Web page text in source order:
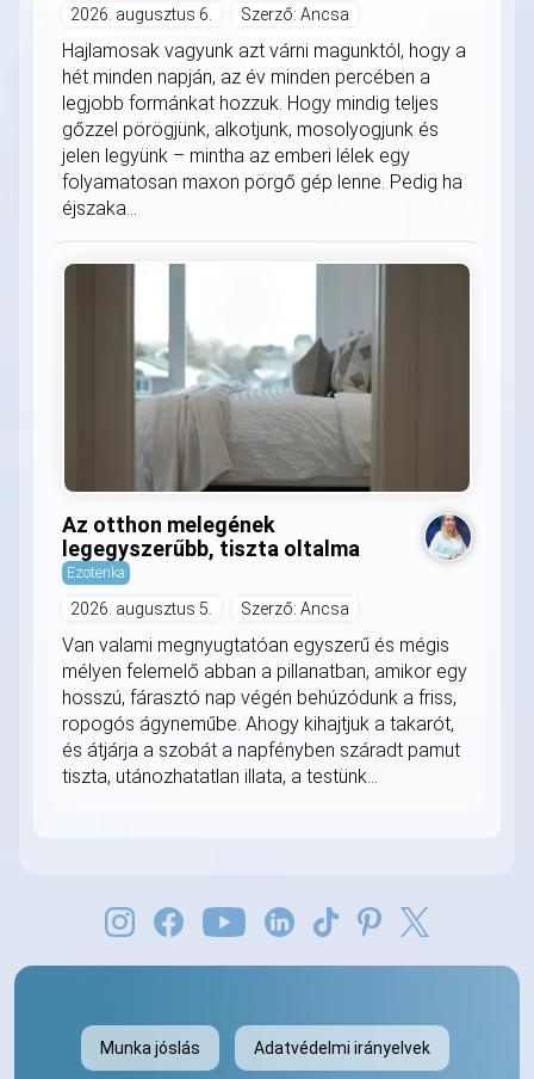
2026. augusztus 6. Szerző: Ancsa
Hajlamosak vagyunk azt várni magunktól, hogy a
hét minden napján, az év minden percében a
legjobb formánkat hozzuk. Hogy mindig teljes
gőzzel pörögjünk, alkotjunk, mosolyogjunk és
jelen legyünk – mintha az emberi lélek egy
folyamatosan maxon pörgő gép lenne. Pedig ha
éjszaka...
Az otthon melegének
legegyszerűbb, tiszta oltalma
Ezoterika
2026. augusztus 5. Szerző: Ancsa
Van valami megnyugtatóan egyszerű és mégis
mélyen felemelő abban a pillanatban, amikor egy
hosszú, fárasztó nap végén behúzódunk a friss,
ropogós ágyneműbe. Ahogy kihajtjuk a takarót,
és átjárja a szobát a napfényben száradt pamut
tiszta, utánozhatatlan illata, a testünk...
Munka jóslás Adatvédelmi irányelvek